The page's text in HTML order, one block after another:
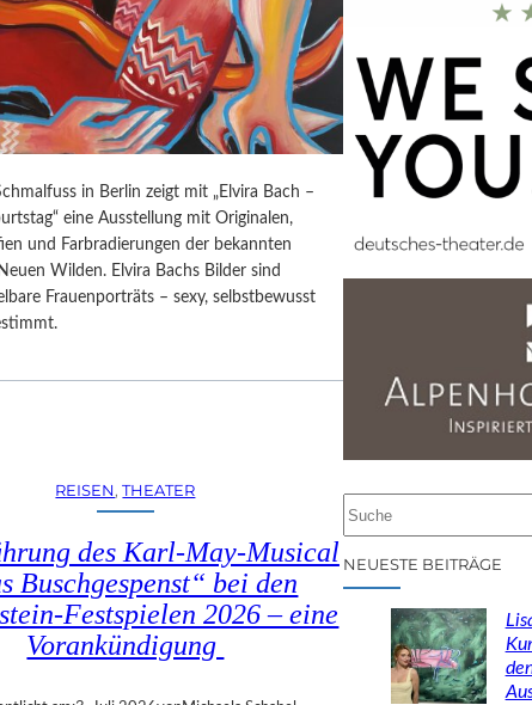
in Berlin zeigt mit „Elvira Bach –
eine Ausstellung mit Originalen,
und Farbradierungen der bekannten
Wilden. Elvira Bachs Bilder sind
Frauenporträts – sexy, selbstbewusst
REISEN, THEATER
des Karl-May-Musical
Buschgespenst“ bei den
Festspielen 2026 – eine
Vorankündigung
S
u
c
h
NEUESTE BEITRÄGE